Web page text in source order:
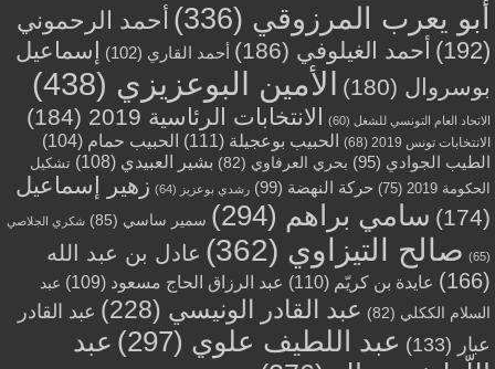
أبو يعرب المرزوقي (336)
أحمد الرحموني
(192)
أحمد الغيلوفي (186) أحمد القاري (102)
إسماعيل
بوسروال (180) الأمين البوعزيزي (438)
الاتحاد العام التونسي للشغل (60) الانتخابات الرئاسية 2019 (184)
الانتخابات تونس 2019 (68) الحبيب بوعجيلة (111) الحبيب حمام (104)
الطيب الجوادي (95) بحري العرفاوي (82) بشير العبيدي (108)
تشكيل
الحكومة 2019
(75) حركة النهضة (99) رشدي بوعزيز (64)
زهير إسماعيل
(174)
سامي براهم (294) سمير ساسي (85) شكري الجلاصي
(65) صالح التيزاوي (362)
عادل بن عبد الله
(166)
عايدة بن كريّم (110) عبد الرزاق الحاج مسعود (109)
عبد
السلام الككلي (82) عبد القادر الونيسي (228)
عبد القادر
عبار (133) عبد اللطيف علوي (297)
عبد